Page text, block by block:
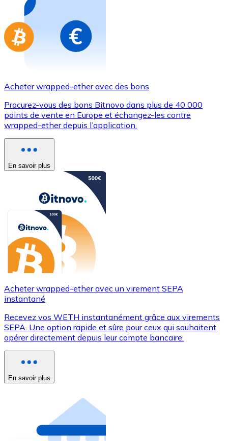
Aller à la boutique de cartes-cadeaux
Acheter wrapped-ether avec des bons
Procurez-vous des bons Bitnovo dans plus de 40 000
points de vente en Europe et échangez-les contre
wrapped-ether depuis l’application.
En savoir plus
Acheter wrapped-ether avec un virement SEPA
instantané
Recevez vos WETH instantanément grâce aux virements
SEPA. Une option rapide et sûre pour ceux qui souhaitent
opérer directement depuis leur compte bancaire.
En savoir plus